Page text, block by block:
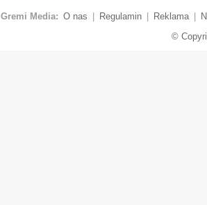
Gremi Media: O nas Regulamin Reklama
©